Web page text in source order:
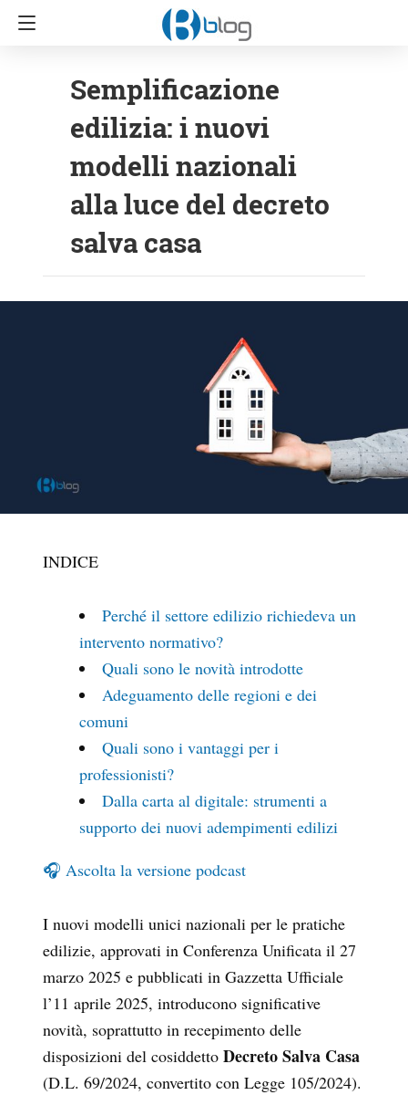
Semplificazione
edilizia: i nuovi
modelli nazionali
alla luce del decreto
salva casa
INDICE
Perché il settore edilizio richiedeva un
intervento normativo?
Quali sono le novità introdotte
Adeguamento delle regioni e dei
comuni
Quali sono i vantaggi per i
professionisti?
Dalla carta al digitale: strumenti a
supporto dei nuovi adempimenti edilizi
🎧 Ascolta la versione podcast
I nuovi modelli unici nazionali per le pratiche
edilizie, approvati in Conferenza Unificata il 27
marzo 2025 e pubblicati in Gazzetta Ufficiale
l’11 aprile 2025, introducono significative
novità, soprattutto in recepimento delle
disposizioni del cosiddetto Decreto Salva Casa
(D.L. 69/2024, convertito con Legge 105/2024).